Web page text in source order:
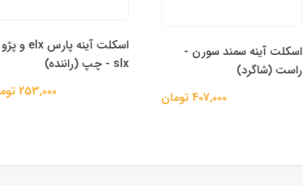
اسکلت آینه سمند سورن -
راست (شاگرد)
407,000 تومان
اسکلت آینه پارس elx و پژو
slx - چپ (راننده)
253,000 تومان